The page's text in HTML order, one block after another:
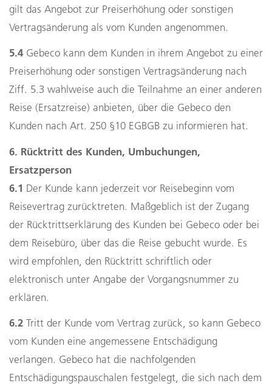
gilt das Angebot zur Preiserhöhung oder sonstigen
Vertragsänderung als vom Kunden angenommen.
5.4Gebeco kann dem Kunden in ihrem Angebot zu einer
Preiserhöhung oder sonstigen Vertragsänderung nach
Ziff. 5.3 wahlweise auch die Teilnahme an einer anderen
Reise (Ersatzreise) anbieten, über die Gebeco den
Kunden nach Art. 250 §10 EGBGB zu informieren hat.
6. Rücktritt des Kunden, Umbuchungen,
Ersatzperson
6.1 Der Kunde kann jederzeit vor Reisebeginn vom
Reisevertrag zurücktreten. Maßgeblich ist der Zugang
der Rücktrittserklärung des Kunden bei Gebeco oder bei
dem Reisebüro, über das die Reise gebucht wurde. Es
wird empfohlen, den Rücktritt schriftlich oder
elektronisch unter Angabe der Vorgangsnummer zu
erklären.
6.2 Tritt der Kunde vom Vertrag zurück, so kann Gebeco
vom Kunden eine angemessene Entschädigung
verlangen. Gebeco hat die nachfolgenden
Entschädigungspauschalen festgelegt, die sich nach dem